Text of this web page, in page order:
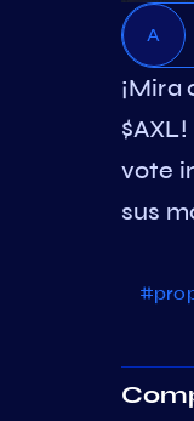
A
¡Mira
vote
sus